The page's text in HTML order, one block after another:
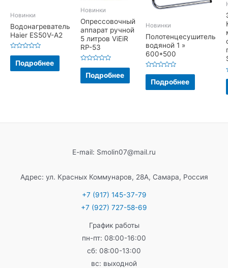
Новинки
Водонагреватель
Haier ES50V-A2
Оценка
5
Подробнее
Новинки
Опрессовочный
аппарат ручной
5 литров ViEiR
RP-53
Оценка
5
Подробнее
Новинки
Полотенцесушитель
водяной 1 »
600*500
Оценка
5
Подробнее
E-mail: Smolin07@mail.ru
Адрес: ул. Красных Коммунаров, 28А, Самара, Россия
+7 (917) 145-37-79
+7 (927) 727-58-69
График работы
пн-пт: 08:00-16:00
сб: 08:00-13:00
вс: выходной